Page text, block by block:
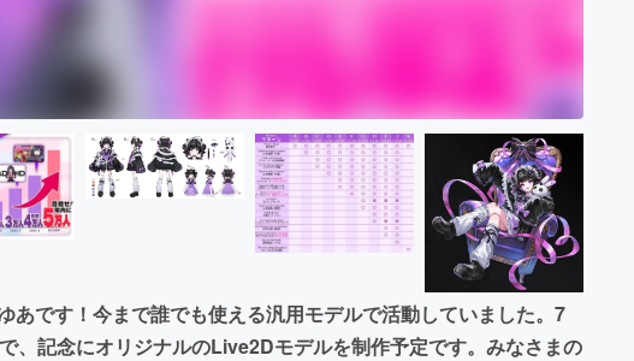
あです！今まで誰でも使える汎用モデルで活動していました。7
、記念にオリジナルのLive2Dモデルを制作予定です。みなさまの